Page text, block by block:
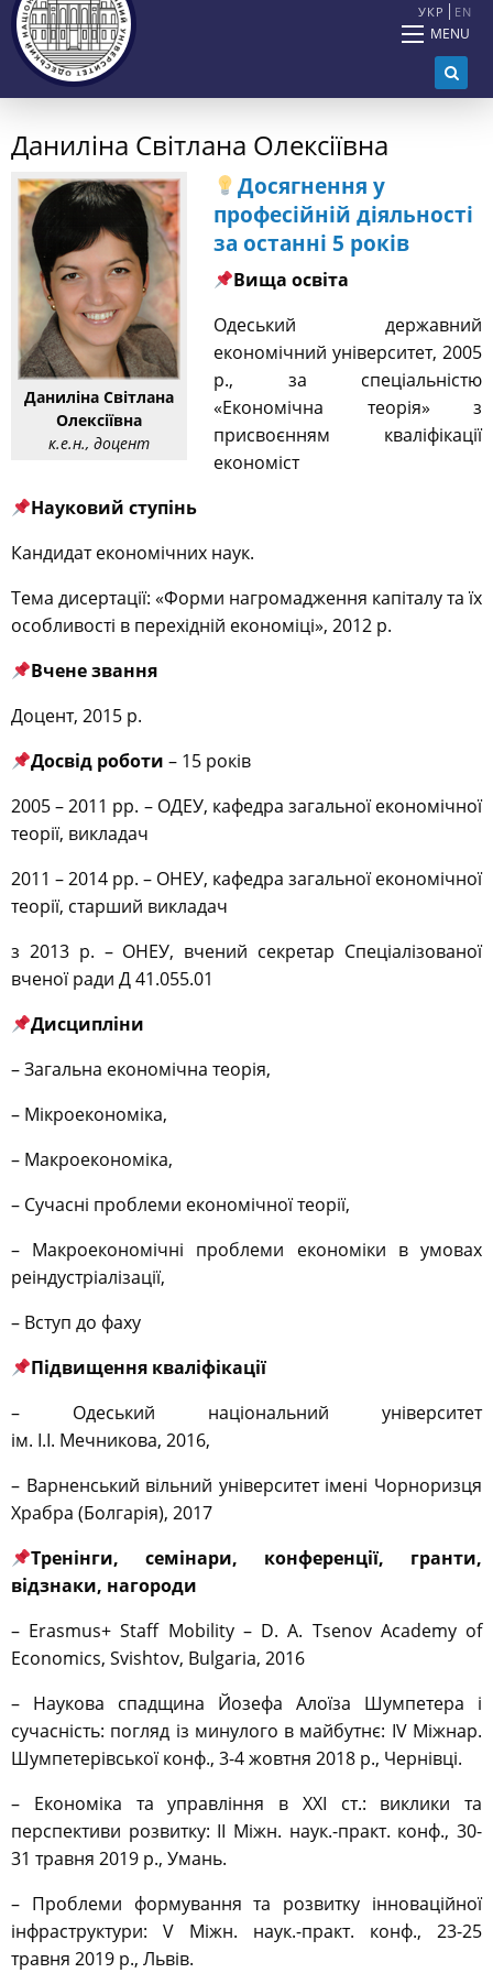
УКР EN
MENU
Даниліна Світлана Олексіївна
Даниліна Світлана
Олексіївна
к.е.н., доцент
Досягнення у
професійній діяльності
за останні 5 років
Вища освіта
Одеський державний
економічний університет, 2005
р., за спеціальністю
«Економічна теорія» з
присвоєнням кваліфікації
економіст
Науковий ступінь
Кандидат економічних наук.
Тема дисертації: «Форми нагромадження капіталу та їх
особливості в перехідній економіці», 2012 р.
Вчене звання
Доцент, 2015 р.
Досвід роботи– 15 років
2005 – 2011 рр. – ОДЕУ, кафедра загальної економічної
теорії, викладач
2011 – 2014 рр. – ОНЕУ, кафедра загальної економічної
теорії, старший викладач
з 2013 р. – ОНЕУ, вчений секретар Спеціалізованої
вченої ради Д 41.055.01
Дисципліни
– Загальна економічна теорія,
– Мікроекономіка,
– Макроекономіка,
– Сучасні проблеми економічної теорії,
– Макроекономічні проблеми економіки в умовах
реіндустріалізації,
– Вступ до фаху
Підвищення кваліфікації
– Одеський національний університет
ім. І.І. Мечникова, 2016,
– Варненський вільний університет імені Чорноризця
Храбра (Болгарія), 2017
Тренінги, семінари, конференції, гранти,
відзнаки, нагороди
– Erasmus+ Staff Mobility – D. A. Tsenov Academy of
Economics, Svishtov, Bulgaria, 2016
– Наукова спадщина Йозефа Алоїза Шумпетера і
сучасність: погляд із минулого в майбутнє: ІV Міжнар.
Шумпетерівської конф., 3-4 жовтня 2018 р., Чернівці.
– Економіка та управління в ХХІ ст.: виклики та
перспективи розвитку: ІІ Міжн. наук.-практ. конф., 30-
31 травня 2019 р., Умань.
– Проблеми формування та розвитку інноваційної
інфраструктури: V Міжн. наук.-практ. конф., 23-25
травня 2019 р., Львів.